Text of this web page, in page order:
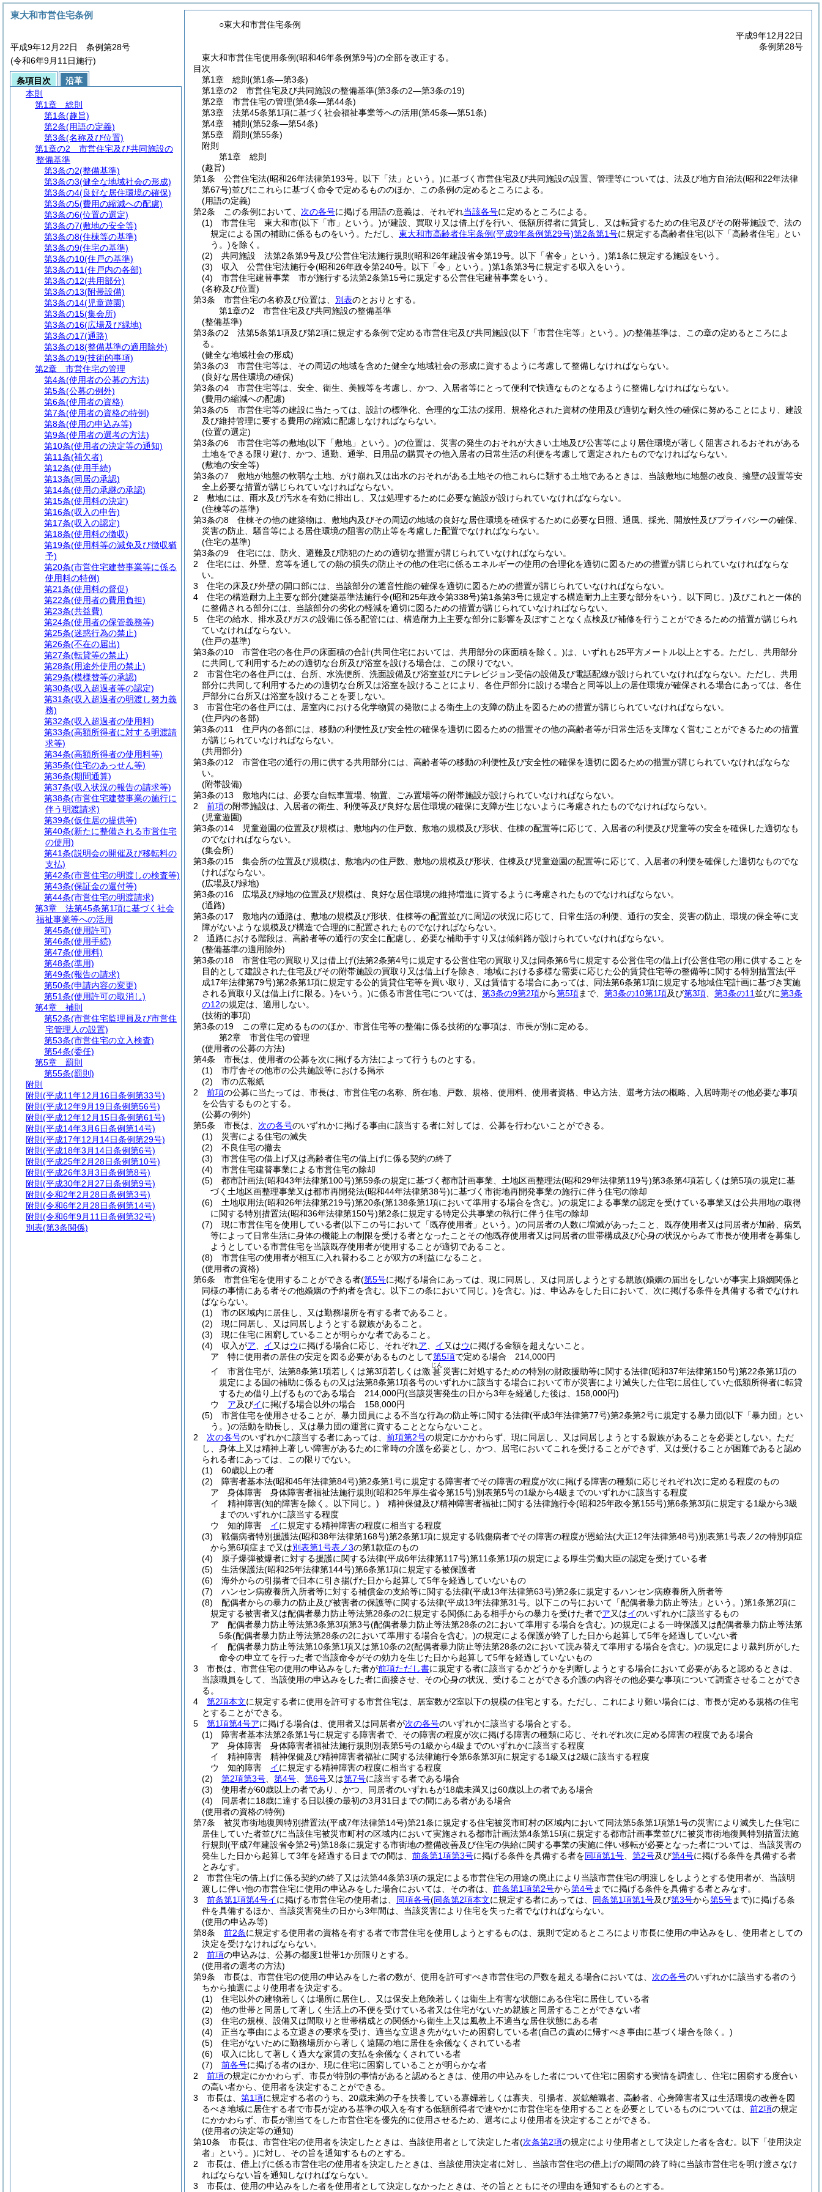
○東大和市営住宅条例
平成9年12月22日
条例第28号
東大和市営住宅使用条例(昭和46年条例第9号)の全部を改正する。
目次
第1章
総則 (第1条―第3条)
第1章の2
市営住宅及び共同施設の整備基準(第3条の2―第3条の19)
第2章
市営住宅の管理(第4条―第44条)
第3章
法第45条第1項に基づく社会福祉事業等への活用(第45条―第51条)
第4章
補則 (第52条―第54条)
第5章
罰則 (第55条)
附則
第1章
総則
(趣旨)
第1条
公営住宅法(昭和26年法律第193号。以下「法」という。)に基づく市営住宅及び共同施設の設置、管理等については、法及び地方自治法(昭和22年法律
第67号)並びにこれらに基づく命令で定めるもののほか、この条例の定めるところによる。
(用語の定義)
第2条
この条例において、 次の各号に掲げる用語の意義は、それぞれ当該各号に定めるところによる。
(1)
市営住宅 東大和市(以下「市」という。)が建設、買取り又は借上げを行い、低額所得者に賃貸し、又は転貸するための住宅及びその附帯施設で、法の
規定による国の補助に係るものをいう。 ただし、 東大和市高齢者住宅条例(平成9年条例第29号)第2条第1号に規定する高齢者住宅(以下「高齢者住宅」とい
う。)を除く。
(2)
共同施設 法第2条第9号及び公営住宅法施行規則 (昭和26年建設省令第19号。以下「省令」という。)第1条に規定する施設をいう。
(3)
収入 公営住宅法施行令(昭和26年政令第240号。以下「令」という。)第1条第3号に規定する収入をいう。
(4)
市営住宅建替事業 市が施行する法第2条第15号に規定する公営住宅建替事業をいう。
(名称及び位置)
第3条
市営住宅の名称及び位置は、 別表のとおりとする。
第1章の2
市営住宅及び共同施設の整備基準
(整備基準)
第3条の2
法第5条第1項及び第2項に規定する条例で定める市営住宅及び共同施設(以下「市営住宅等」という。)の整備基準は、この章の定めるところによ
る。
(健全な地域社会の形成)
第3条の3
市営住宅等は、その周辺の地域を含めた健全な地域社会の形成に資するように考慮して整備しなければならない。
(良好な居住環境の確保)
第3条の4
市営住宅等は、安全、衛生、美観等を考慮し、かつ、入居者等にとって便利で快適なものとなるように整備しなければならない。
(費用の縮減への配慮)
第3条の5
市営住宅等の建設に当たっては、設計の標準化、合理的な工法の採用、規格化された資材の使用及び適切な耐久性の確保に努めることにより、建設
及び維持管理に要する費用の縮減に配慮しなければならない。
(位置の選定)
第3条の6
市営住宅等の敷地(以下「敷地」という。)の位置は、災害の発生のおそれが大きい土地及び公害等により居住環境が著しく阻害されるおそれがある
土地をできる限り避け、かつ、通勤、通学、日用品の購買その他入居者の日常生活の利便を考慮して選定されたものでなければならない。
(敷地の安全等)
第3条の7
敷地が地盤の軟弱な土地、がけ崩れ又は出水のおそれがある土地その他これらに類する土地であるときは、当該敷地に地盤の改良、擁壁の設置等安
全上必要な措置が講じられていなければならない。
2
敷地には、雨水及び汚水を有効に排出し、又は処理するために必要な施設が設けられていなければならない。
(住棟等の基準)
第3条の8
住棟その他の建築物は、敷地内及びその周辺の地域の良好な居住環境を確保するために必要な日照、通風、採光、開放性及びプライバシーの確保、
災害の防止、騒音等による居住環境の阻害の防止等を考慮した配置でなければならない。
(住宅の基準)
第3条の9
住宅には、防火、避難及び防犯のための適切な措置が講じられていなければならない。
2
住宅には、外壁、窓等を通しての熱の損失の防止その他の住宅に係るエネルギーの使用の合理化を適切に図るための措置が講じられていなければならな
い。
3
住宅の床及び外壁の開口部には、当該部分の遮音性能の確保を適切に図るための措置が講じられていなければならない。
4
住宅の構造耐力上主要な部分(建築基準法施行令(昭和25年政令第338号)第1条第3号に規定する構造耐力上主要な部分をいう。以下同じ。)及びこれと一体的
に整備される部分には、当該部分の劣化の軽減を適切に図るための措置が講じられていなければならない。
5
住宅の給水、排水及びガスの設備に係る配管には、構造耐力上主要な部分に影響を及ぼすことなく点検及び補修を行うことができるための措置が講じられ
ていなければならない。
(住戸の基準)
第3条の10
市営住宅の各住戸の床面積の合計(共同住宅においては、共用部分の床面積を除く。)は、いずれも25平方メートル以上とする。 ただし、共用部分
に共同して利用するための適切な台所及び浴室を設ける場合は、この限りでない。
2
市営住宅の各住戸には、台所、水洗便所、洗面設備及び浴室並びにテレビジョン受信の設備及び電話配線が設けられていなければならない。 ただし、共用
部分に共同して利用するための適切な台所又は浴室を設けることにより、各住戸部分に設ける場合と同等以上の居住環境が確保される場合にあっては、各住
戸部分に台所又は浴室を設けることを要しない。
3
市営住宅の各住戸には、居室内における化学物質の発散による衛生上の支障の防止を図るための措置が講じられていなければならない。
(住戸内の各部)
第3条の11
住戸内の各部には、移動の利便性及び安全性の確保を適切に図るための措置その他の高齢者等が日常生活を支障なく営むことができるための措置
が講じられていなければならない。
(共用部分)
第3条の12
市営住宅の通行の用に供する共用部分には、高齢者等の移動の利便性及び安全性の確保を適切に図るための措置が講じられていなければならな
い。
(附帯設備)
第3条の13
敷地内には、必要な自転車置場、物置、ごみ置場等の附帯施設が設けられていなければならない。
2
前項の附帯施設は、入居者の衛生、利便等及び良好な居住環境の確保に支障が生じないように考慮されたものでなければならない。
(児童遊園)
第3条の14
児童遊園の位置及び規模は、敷地内の住戸数、敷地の規模及び形状、住棟の配置等に応じて、入居者の利便及び児童等の安全を確保した適切なも
のでなければならない。
(集会所)
第3条の15
集会所の位置及び規模は、敷地内の住戸数、敷地の規模及び形状、住棟及び児童遊園の配置等に応じて、入居者の利便を確保した適切なものでな
ければならない。
(広場及び緑地)
第3条の16
広場及び緑地の位置及び規模は、良好な居住環境の維持増進に資するように考慮されたものでなければならない。
(通路)
第3条の17
敷地内の通路は、敷地の規模及び形状、住棟等の配置並びに周辺の状況に応じて、日常生活の利便、通行の安全、災害の防止、環境の保全等に支
障がないような規模及び構造で合理的に配置されたものでなければならない。
2
通路における階段は、高齢者等の通行の安全に配慮し、必要な補助手すり又は傾斜路が設けられていなければならない。
(整備基準の適用除外)
第3条の18
市営住宅の買取り又は借上げ(法第2条第4号に規定する公営住宅の買取り又は同条第6号に規定する公営住宅の借上げ(公営住宅の用に供することを
目的として建設された住宅及びその附帯施設の買取り又は借上げを除き、地域における多様な需要に応じた公的賃貸住宅等の整備等に関する特別措置法(平
成17年法律第79号)第2条第1項に規定する公的賃貸住宅等を買い取り、又は賃借する場合にあっては、同法第6条第1項に規定する地域住宅計画に基づき実施
される買取り又は借上げに限る。)をいう。)に係る市営住宅については、 第3条の9第2項から第5項まで、 第3条の10第1項及び第3項 第3条の11 並びに第3条
の12の規定は、適用しない。
(技術的事項)
第3条の19
この章に定めるもののほか、市営住宅等の整備に係る技術的な事項は、市長が別に定める。
第2章
市営住宅の管理
(使用者の公募の方法)
第4条
市長は、使用者の公募を次に掲げる方法によって行うものとする。
(1)
市庁舎その他市の公共施設等における掲示
(2)
市の広報紙
2
前項の公募に当たっては、市長は、市営住宅の名称、所在地、戸数、規格、使用料、使用者資格、申込方法、選考方法の概略、入居時期その他必要な事項
を公告するものとする。
(公募の例外)
第5条
市長は、 次の各号のいずれかに掲げる事由に該当する者に対しては、公募を行わないことができる。
(1)
災害による住宅の滅失
(2)
不良住宅の撤去
(3)
市営住宅の借上げ又は高齢者住宅の借上げに係る契約の終了
(4)
市営住宅建替事業による市営住宅の除却
(5)
都市計画法(昭和43年法律第100号)第59条の規定に基づく都市計画事業、土地区画整理法(昭和29年法律第119号)第3条第4項若しくは第5項の規定に基
づく土地区画整理事業又は都市再開発法(昭和44年法律第38号)に基づく市街地再開発事業の施行に伴う住宅の除却
(6)
土地収用法(昭和26年法律第219号)第20条(第138条第1項において準用する場合を含む。)の規定による事業の認定を受けている事業又は公共用地の取得
に関する特別措置法(昭和36年法律第150号)第2条に規定する特定公共事業の執行に伴う住宅の除却
(7)
現に市営住宅を使用している者(以下この号において「既存使用者」という。)の同居者の人数に増減があったこと、既存使用者又は同居者が加齢、病気
等によって日常生活に身体の機能上の制限を受ける者となったことその他既存使用者又は同居者の世帯構成及び心身の状況からみて市長が使用者を募集し
ようとしている市営住宅を当該既存使用者が使用することが適切であること。
(8)
市営住宅の使用者が相互に入れ替わることが双方の利益になること。
(使用者の資格)
第6条
市営住宅を使用することができる者(第5号に掲げる場合にあっては、現に同居し、又は同居しようとする親族(婚姻の届出をしないが事実上婚姻関係と
同様の事情にある者その他婚姻の予約者を含む。以下この条において同じ。)を含む。)は、申込みをした日において、次に掲げる条件を具備する者でなけれ
ばならない。
(1)
市の区域内に居住し、又は勤務場所を有する者であること。
(2)
現に同居し、又は同居しようとする親族があること。
(3)
現に住宅に困窮していることが明らかな者であること。
(4)
収入がア イ 又はウに掲げる場合に応じ、それぞれア イ 又はウに掲げる金額を超えないこと。
ア
特に使用者の居住の安定を図る必要があるものとして第5項で定める場合 214,000円
イ
市営住宅が、法第8条第1項若しくは第3項若しくは激 甚
じん
災害に対処するための特別の財政援助等に関する法律(昭和37年法律第150号)第22条第1項の
規定による国の補助に係るもの又は法第8条第1項各号のいずれかに該当する場合において市が災害により滅失した住宅に居住していた低額所得者に転貸
するため借り上げるものである場合 214,000円(当該災害発生の日から3年を経過した後は、158,000円)
ウ
ア及びイに掲げる場合以外の場合 158,000円
(5)
市営住宅を使用させることが、暴力団員による不当な行為の防止等に関する法律(平成3年法律第77号)第2条第2号に規定する暴力団(以下「暴力団」とい
う。)の活動を助長し、又は暴力団の運営に資することとならないこと。
2
次の各号のいずれかに該当する者にあっては、 前項第2号の規定にかかわらず、現に同居し、又は同居しようとする親族があることを必要としない。 ただ
し、身体上又は精神上著しい障害があるために常時の介護を必要とし、かつ、居宅においてこれを受けることができず、又は受けることが困難であると認め
られる者にあっては、この限りでない。
(1)
60歳以上の者
(2)
障害者基本法(昭和45年法律第84号)第2条第1号に規定する障害者でその障害の程度が次に掲げる障害の種類に応じそれぞれ次に定める程度のもの
ア
身体障害 身体障害者福祉法施行規則 (昭和25年厚生省令第15号)別表第5号の1級から4級までのいずれかに該当する程度
イ
精神障害(知的障害を除く。以下同じ。) 精神保健及び精神障害者福祉に関する法律施行令(昭和25年政令第155号)第6条第3項に規定する1級から3級
までのいずれかに該当する程度
ウ
知的障害 イに規定する精神障害の程度に相当する程度
(3)
戦傷病者特別援護法(昭和38年法律第168号)第2条第1項に規定する戦傷病者でその障害の程度が恩給法(大正12年法律第48号)別表第1号表ノ2の特別項症
から第6項症まで又は別表第1号表ノ3の第1款症のもの
(4)
原子爆弾被爆者に対する援護に関する法律(平成6年法律第117号)第11条第1項の規定による厚生労働大臣の認定を受けている者
(5)
生活保護法(昭和25年法律第144号)第6条第1項に規定する被保護者
(6)
海外からの引揚者で日本に引き揚げた日から起算して5年を経過していないもの
(7)
ハンセン病療養所入所者等に対する補償金の支給等に関する法律(平成13年法律第63号)第2条に規定するハンセン病療養所入所者等
(8)
配偶者からの暴力の防止及び被害者の保護等に関する法律(平成13年法律第31号。以下この号において「配偶者暴力防止等法」という。)第1条第2項に
規定する被害者又は配偶者暴力防止等法第28条の2に規定する関係にある相手からの暴力を受けた者でア又はイのいずれかに該当するもの
ア
配偶者暴力防止等法第3条第3項第3号(配偶者暴力防止等法第28条の2において準用する場合を含む。)の規定による一時保護又は配偶者暴力防止等法第
5条(配偶者暴力防止等法第28条の2において準用する場合を含む。)の規定による保護が終了した日から起算して5年を経過していない者
イ
配偶者暴力防止等法第10条第1項又は第10条の2(配偶者暴力防止等法第28条の2において読み替えて準用する場合を含む。)の規定により裁判所がした
命令の申立てを行った者で当該命令がその効力を生じた日から起算して5年を経過していないもの
3
市長は、市営住宅の使用の申込みをした者が前項ただし書に規定する者に該当するかどうかを判断しようとする場合において必要があると認めるときは、
当該職員をして、当該使用の申込みをした者に面接させ、その心身の状況、受けることができる介護の内容その他必要な事項について調査させることができ
る。
4
第2項本文に規定する者に使用を許可する市営住宅は、居室数が2室以下の規模の住宅とする。 ただし、これにより難い場合には、市長が定める規格の住宅
とすることができる。
5
第1項第4号アに掲げる場合は、使用者又は同居者が次の各号のいずれかに該当する場合とする。
(1)
障害者基本法第2条第1号に規定する障害者で、その障害の程度が次に掲げる障害の種類に応じ、それぞれ次に定める障害の程度である場合
ア
身体障害 身体障害者福祉法施行規則別表第5号の1級から4級までのいずれかに該当する程度
イ
精神障害 精神保健及び精神障害者福祉に関する法律施行令第6条第3項に規定する1級又は2級に該当する程度
ウ
知的障害 イに規定する精神障害の程度に相当する程度
(2)
第2項第3号 第4号 第6号又は第7号に該当する者である場合
(3)
使用者が60歳以上の者であり、かつ、同居者のいずれもが18歳未満又は60歳以上の者である場合
(4)
同居者に18歳に達する日以後の最初の3月31日までの間にある者がある場合
(使用者の資格の特例)
第7条
被災市街地復興特別措置法(平成7年法律第14号)第21条に規定する住宅被災市町村の区域内において同法第5条第1項第1号の災害により滅失した住宅に
居住していた者並びに当該住宅被災市町村の区域内において実施される都市計画法第4条第15項に規定する都市計画事業並びに被災市街地復興特別措置法施
行規則 (平成7年建設省令第2号)第18条に規定する市街地の整備改善及び住宅の供給に関する事業の実施に伴い移転が必要となった者については、当該災害の
発生した日から起算して3年を経過する日までの間は、 前条第1項第3号に掲げる条件を具備する者を同項第1号 第2号及び第4号に掲げる条件を具備する者
とみなす。
2
市営住宅の借上げに係る契約の終了又は法第44条第3項の規定による市営住宅の用途の廃止により当該市営住宅の明渡しをしようとする使用者が、当該明
渡しに伴い他の市営住宅に使用の申込みをした場合においては、その者は、 前条第1項第2号から第4号までに掲げる条件を具備する者とみなす。
3
前条第1項第4号イに掲げる市営住宅の使用者は、 同項各号(同条第2項本文に規定する者にあっては、 同条第1項第1号及び第3号から第5号まで)に掲げる条
件を具備するほか、当該災害発生の日から3年間は、当該災害により住宅を失った者でなければならない。
(使用の申込み等)
第8条
前2条に規定する使用者の資格を有する者で市営住宅を使用しようとするものは、規則で定めるところにより市長に使用の申込みをし、使用者としての
決定を受けなければならない。
2
前項の申込みは、公募の都度1世帯1か所限りとする。
(使用者の選考の方法)
第9条
市長は、市営住宅の使用の申込みをした者の数が、使用を許可すべき市営住宅の戸数を超える場合においては、 次の各号のいずれかに該当する者のう
ちから抽選により使用者を決定する。
(1)
住宅以外の建物若しくは場所に居住し、又は保安上危険若しくは衛生上有害な状態にある住宅に居住している者
(2)
他の世帯と同居して著しく生活上の不便を受けている者又は住宅がないため親族と同居することができない者
(3)
住宅の規模、設備又は間取りと世帯構成との関係から衛生上又は風教上不適当な居住状態にある者
(4)
正当な事由による立退きの要求を受け、適当な立退き先がないため困窮している者(自己の責めに帰すべき事由に基づく場合を除く。)
(5)
住宅がないために勤務場所から著しく遠隔の地に居住を余儀なくされている者
(6)
収入に比して著しく過大な家賃の支払を余儀なくされている者
(7)
前各号に掲げる者のほか、現に住宅に困窮していることが明らかな者
2
前項の規定にかかわらず、市長が特別の事情があると認めるときは、使用の申込みをした者について住宅に困窮する実情を調査し、住宅に困窮する度合い
の高い者から、使用者を決定することができる。
3
市長は、 第1項に規定する者のうち、20歳未満の子を扶養している寡婦若しくは寡夫、引揚者、炭鉱離職者、高齢者、心身障害者又は生活環境の改善を図
るべき地域に居住する者で市長が定める基準の収入を有する低額所得者で速やかに市営住宅を使用することを必要としているものについては、 前2項の規定
にかかわらず、市長が割当てをした市営住宅を優先的に使用させるため、選考により使用者を決定することができる。
(使用者の決定等の通知)
第10条
市長は、市営住宅の使用者を決定したときは、当該使用者として決定した者(次条第2項の規定により使用者として決定した者を含む。以下「使用決定
者」という。)に対し、その旨を通知するものとする。
2
市長は、借上げに係る市営住宅の使用者を決定したときは、当該使用決定者に対し、当該市営住宅の借上げの期間の終了時に当該市営住宅を明け渡さなけ
ればならない旨を通知しなければならない。
3
市長は、使用の申込みをした者を使用者として決定しなかったときは、その旨とともにその理由を通知するものとする。
東大和市営住宅条例
平成9年12月22日 条例第28号
(令和6年9月11日施行)
条項目次
沿革
本則
第1章
総則
第1条(趣旨)
第2条(用語の定義)
第3条(名称及び位置)
第1章の2
市営住宅及び共同施設の
整備基準
第3条の2(整備基準)
第3条の3(健全な地域社会の形成)
第3条の4(良好な居住環境の確保)
第3条の5(費用の縮減への配慮)
第3条の6(位置の選定)
第3条の7(敷地の安全等)
第3条の8(住棟等の基準)
第3条の9(住宅の基準)
第3条の10(住戸の基準)
第3条の11(住戸内の各部)
第3条の12(共用部分)
第3条の13(附帯設備)
第3条の14(児童遊園)
第3条の15(集会所)
第3条の16(広場及び緑地)
第3条の17(通路)
第3条の18(整備基準の適用除外)
第3条の19(技術的事項)
第2章
市営住宅の管理
第4条(使用者の公募の方法)
第5条(公募の例外)
第6条(使用者の資格)
第7条(使用者の資格の特例)
第8条(使用の申込み等)
第9条(使用者の選考の方法)
第10条(使用者の決定等の通知)
第11条(補欠者)
第12条(使用手続)
第13条(同居の承認)
第14条(使用の承継の承認)
第15条(使用料の決定)
第16条(収入の申告)
第17条(収入の認定)
第18条(使用料の徴収)
第19条(使用料等の減免及び徴収猶
予)
第20条(市営住宅建替事業等に係る
使用料の特例)
第21条(使用料の督促)
第22条(使用者の費用負担)
第23条(共益費)
第24条(使用者の保管義務等)
第25条(迷惑行為の禁止)
第26条(不在の届出)
第27条(転貸等の禁止)
第28条(用途外使用の禁止)
第29条(模様替等の承認)
第30条(収入超過者等の認定)
第31条(収入超過者の明渡し努力義
務)
第32条(収入超過者の使用料)
第33条(高額所得者に対する明渡請
求等)
第34条(高額所得者の使用料等)
第35条(住宅のあっせん等)
第36条(期間通算)
第37条(収入状況の報告の請求等)
第38条(市営住宅建替事業の施行に
伴う明渡請求)
第39条(仮住居の提供等)
第40条(新たに整備される市営住宅
の使用)
第41条(説明会の開催及び移転料の
支払)
第42条(市営住宅の明渡しの検査等)
第43条(保証金の還付等)
第44条(市営住宅の明渡請求)
第3章
法第45条第1項に基づく社会
福祉事業等への活用
第45条(使用許可)
第46条(使用手続)
第47条(使用料)
第48条(準用)
第49条(報告の請求)
第50条(申請内容の変更)
第51条(使用許可の取消し)
第4章
補則
第52条(市営住宅監理員及び市営住
宅管理人の設置)
第53条(市営住宅の立入検査)
第54条(委任)
第5章
罰則
第55条(罰則)
附則
附則 (平成11年12月16日条例第33号)
附則 (平成12年9月19日条例第56号)
附則 (平成12年12月15日条例第61号)
附則 (平成14年3月6日条例第14号)
附則 (平成17年12月14日条例第29号)
附則 (平成18年3月14日条例第6号)
附則 (平成25年2月28日条例第10号)
附則 (平成26年3月3日条例第8号)
附則 (平成30年2月27日条例第9号)
附則 (令和2年2月28日条例第3号)
附則 (令和6年2月28日条例第14号)
附則 (令和6年9月11日条例第32号)
別表(第3条関係)